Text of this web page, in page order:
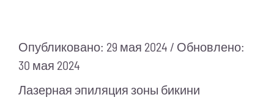
Опубликовано: 29 мая 2024 / Обновлено:
30 мая 2024
Лазерная эпиляция зоны бикини